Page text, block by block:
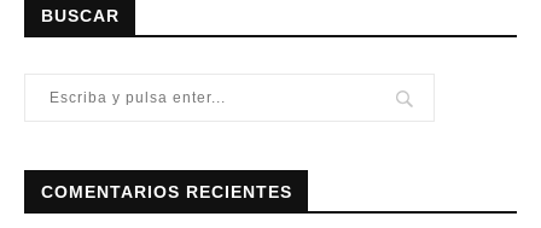
BUSCAR
COMENTARIOS RECIENTES